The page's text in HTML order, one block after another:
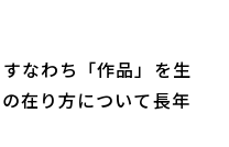
なわち「作品」を生
在り方について長年